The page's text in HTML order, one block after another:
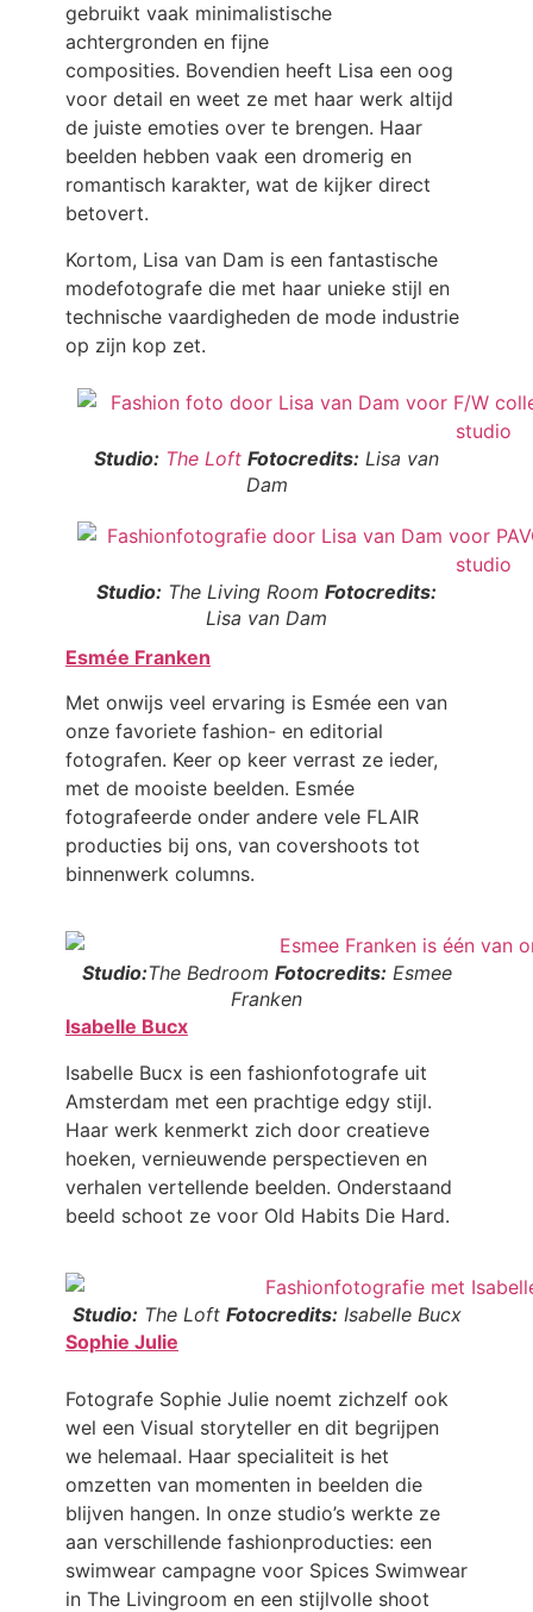
gebruikt vaak minimalistische
achtergronden en fijne
composities. Bovendien heeft Lisa een oog
voor detail en weet ze met haar werk altijd
de juiste emoties over te brengen. Haar
beelden hebben vaak een dromerig en
romantisch karakter, wat de kijker direct
betovert.
Kortom, Lisa van Dam is een fantastische
modefotografe die met haar unieke stijl en
technische vaardigheden de mode industrie
op zijn kop zet.
Studio: The Loft Fotocredits: Lisa van
Dam
Studio: The Living Room Fotocredits:
Lisa van Dam
Esmée Franken
Met onwijs veel ervaring is Esmée een van
onze favoriete fashion- en editorial
fotografen. Keer op keer verrast ze ieder,
met de mooiste beelden. Esmée
fotografeerde onder andere vele FLAIR
producties bij ons, van covershoots tot
binnenwerk columns.
Studio:The Bedroom Fotocredits: Esmee
Franken
Isabelle Bucx
Isabelle Bucx is een fashionfotografe uit
Amsterdam met een prachtige edgy stijl.
Haar werk kenmerkt zich door creatieve
hoeken, vernieuwende perspectieven en
verhalen vertellende beelden. Onderstaand
beeld schoot ze voor Old Habits Die Hard.
Studio: The Loft Fotocredits: Isabelle Bucx
Sophie Julie
Fotografe Sophie Julie noemt zichzelf ook
wel een Visual storyteller en dit begrijpen
we helemaal. Haar specialiteit is het
omzetten van momenten in beelden die
blijven hangen. In onze studio’s werkte ze
aan verschillende fashionproducties: een
swimwear campagne voor Spices Swimwear
in The Livingroom en een stijlvolle shoot